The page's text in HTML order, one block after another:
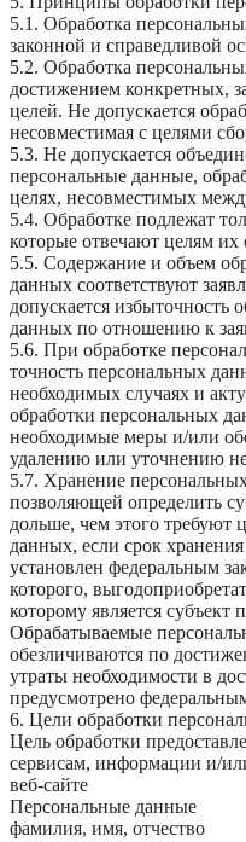
5.1. Обработка
законной и справедливой
5.2. Обработка
достижением конкретных,
целей. Не допускается
несовместимая с целями
5.3. Не допускается
персональные данные,
целях, несовместимых
5.4. Обработке подлежат
которые отвечают целям их
5.5. Содержание и объем
данных соответствуют
допускается избыточность
данных по отношению к
5.6. При обработке
точность персональных
необходимых случаях и
обработки персональных
необходимые меры и/или
удалению или уточнению
5.7. Хранение
позволяющей определить
дольше, чем этого требуют
данных, если срок
установлен федеральным
которого,
которому является
Обрабатываемые
обезличиваются по
утраты необходимости в
предусмотрено
6. Цели обработки
Цель обработки
сервисам, информации и/
веб-сайте
Персональные данные
фамилия, имя, отчество